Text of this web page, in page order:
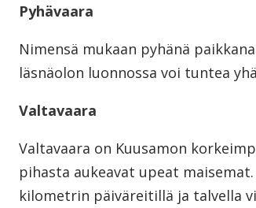
Pyhävaara
Nimensä mukaan pyhänä
läsnäolon luonnossa voi tuntea
Valtavaara
Valtavaara on Kuusamon
pihasta aukeavat upeat
kilometrin päiväreitillä ja talvella